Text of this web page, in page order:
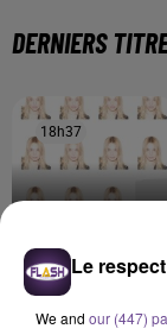
DERNIERS
18h37
18h37
Le
We and our (447)